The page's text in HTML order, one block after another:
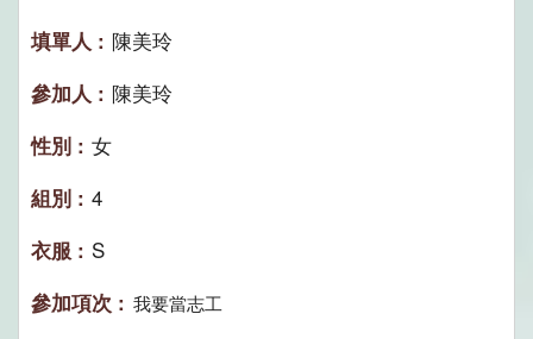
陳美玲
陳美玲
女
4
S
我要當志工